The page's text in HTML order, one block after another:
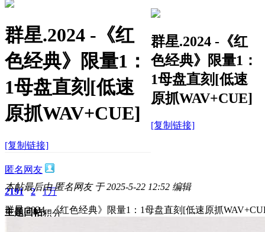
群星.2024 -《红
色经典》限量1：
1母盘直刻[低速
原抓WAV+CUE]
[复制链接]
群星.2024 -《红
色经典》限量1：
1母盘直刻[低速
原抓WAV+CUE]
[复制链接]
匿名网友
2191
主题
2
回帖
1万
积分
本帖最后由 匿名网友 于 2025-5-22 12:52 编辑
群星.2024 -《红色经典》限量1：1母盘直刻[低速原抓